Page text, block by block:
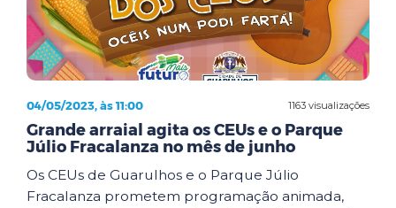
1163 visualizações
04/05/2023, às 11:00
Grande arraial agita os CEUs e o Parque
Júlio Fracalanza no mês de junho
Os CEUs de Guarulhos e o Parque Júlio
Fracalanza prometem programação animada,